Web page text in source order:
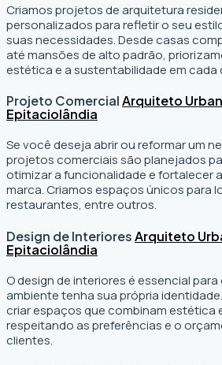
Criamos projetos de arquitetura
personalizados para refletir o seu
suas necessidades. Desde casas
até mansões de alto padrão,
estética e a sustentabilidade em cada
Projeto ComercialArquiteto
Epitaciolândia
Se você deseja abrir ou reformar um
projetos comerciais são planejados
otimizar a funcionalidade e fortalecer
marca. Criamos espaços únicos para
restaurantes, entre outros.
Design de InterioresArquiteto
Epitaciolândia
O design de interiores é essencial
ambiente tenha sua própria
criar espaços que combinam estética
respeitando as preferências e o
clientes.